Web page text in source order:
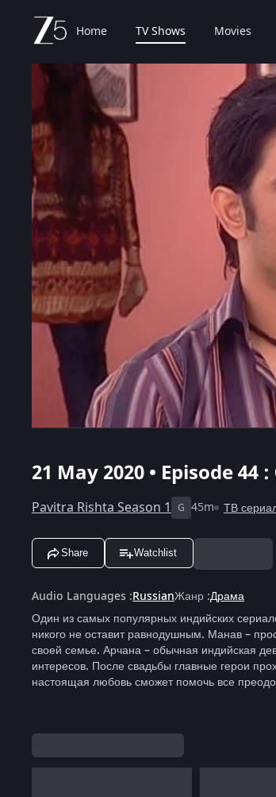
Home TV Shows Movies
21 May 2020 • Episode
Pavitra Rishta Season 1 G 45m ТВ
Share Watchlist
Audio Languages :RussianЖанр :Драма
Один из самых популярных индийских
никого не оставит равнодушным. Манав –
своей семье. Арчана – обычная индийская
интересов. После свадьбы главные герои
настоящая любовь сможет помочь все